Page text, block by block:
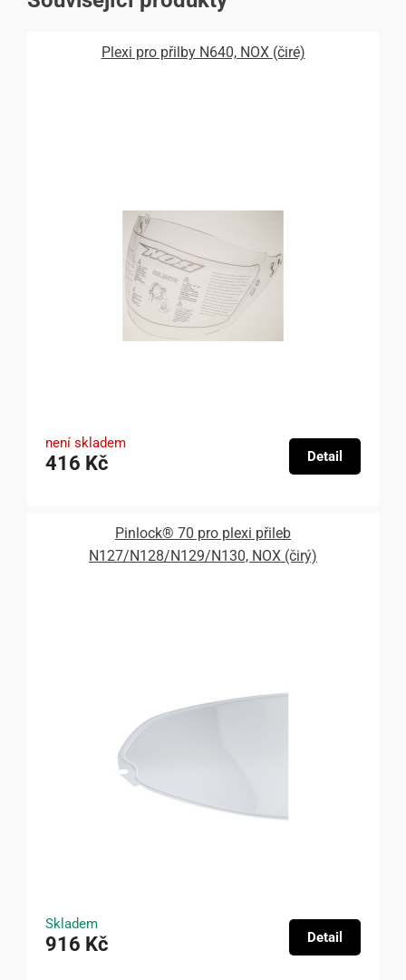
Plexi pro přilby N640, NOX (čiré)
není skladem
416 Kč Detail
Pinlock® 70 pro plexi přileb
N127/N128/N129/N130, NOX (čirý)
Skladem
916 Kč Detail